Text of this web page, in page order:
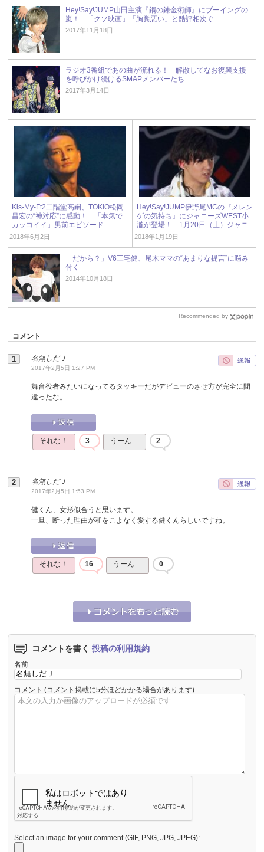
Hey!Say!JUMP山田主演『鋼の錬金術師』にブーイングの
嵐！ 「クソ映画」「胸糞悪い」と酷評相次ぐ
2017年11月18日
ラジオ3番組であの曲が流れる！ 解散してなお復興支援
を呼びかけ続けるSMAPメンバーたち
2017年3月14日
Kis-My-Ft2二階堂高嗣、TOKIO松岡
昌宏の“神対応”に感動！ 「本気で
カッコイイ」男前エピソード
2018年6月2日
Hey!Say!JUMP伊野尾MCの『メレン
ゲの気持ち』にジャニーズWEST小
瀧が登場！ 1月20日（土）ジャニ
ーズアイドル出演情報
2018年1月19日
「だから？」V6三宅健、尾木ママの“あまりな提言”に噛み
付く
2014年10月18日
Recommended by
コメント
名無しだＪ
2017年2月5日 1:27 PM
舞台役者みたいになってるタッキーだがデビューのさせ方が完全に間
違ったな。
それな！ 3 うーん… 2
名無しだＪ
2017年2月5日 1:53 PM
健くん、女形似合うと思います。
一旦、断った理由が和をこよなく愛する健くんらしいですね。
それな！ 16 うーん… 0
コメントを書く 投稿の利用規約
名前
コメント (コメント掲載に5分ほどかかる場合があります)
Select an image for your comment (GIF, PNG, JPG, JPEG):